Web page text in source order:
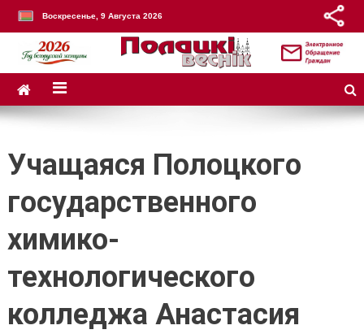
Воскресенье, 9 Августа 2026
Учащаяся Полоцкого
государственного
химико-
технологического
колледжа Анастасия